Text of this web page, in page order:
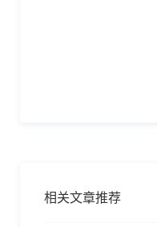
相关文章推荐